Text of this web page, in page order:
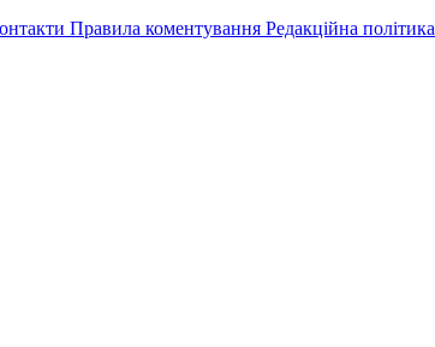
Правила коментування Редакційна політика